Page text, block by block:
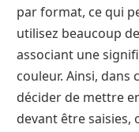
par format, ce qui
utilisez beaucoup
associant une
couleur. Ainsi,
décider de mettre
devant être saisies,